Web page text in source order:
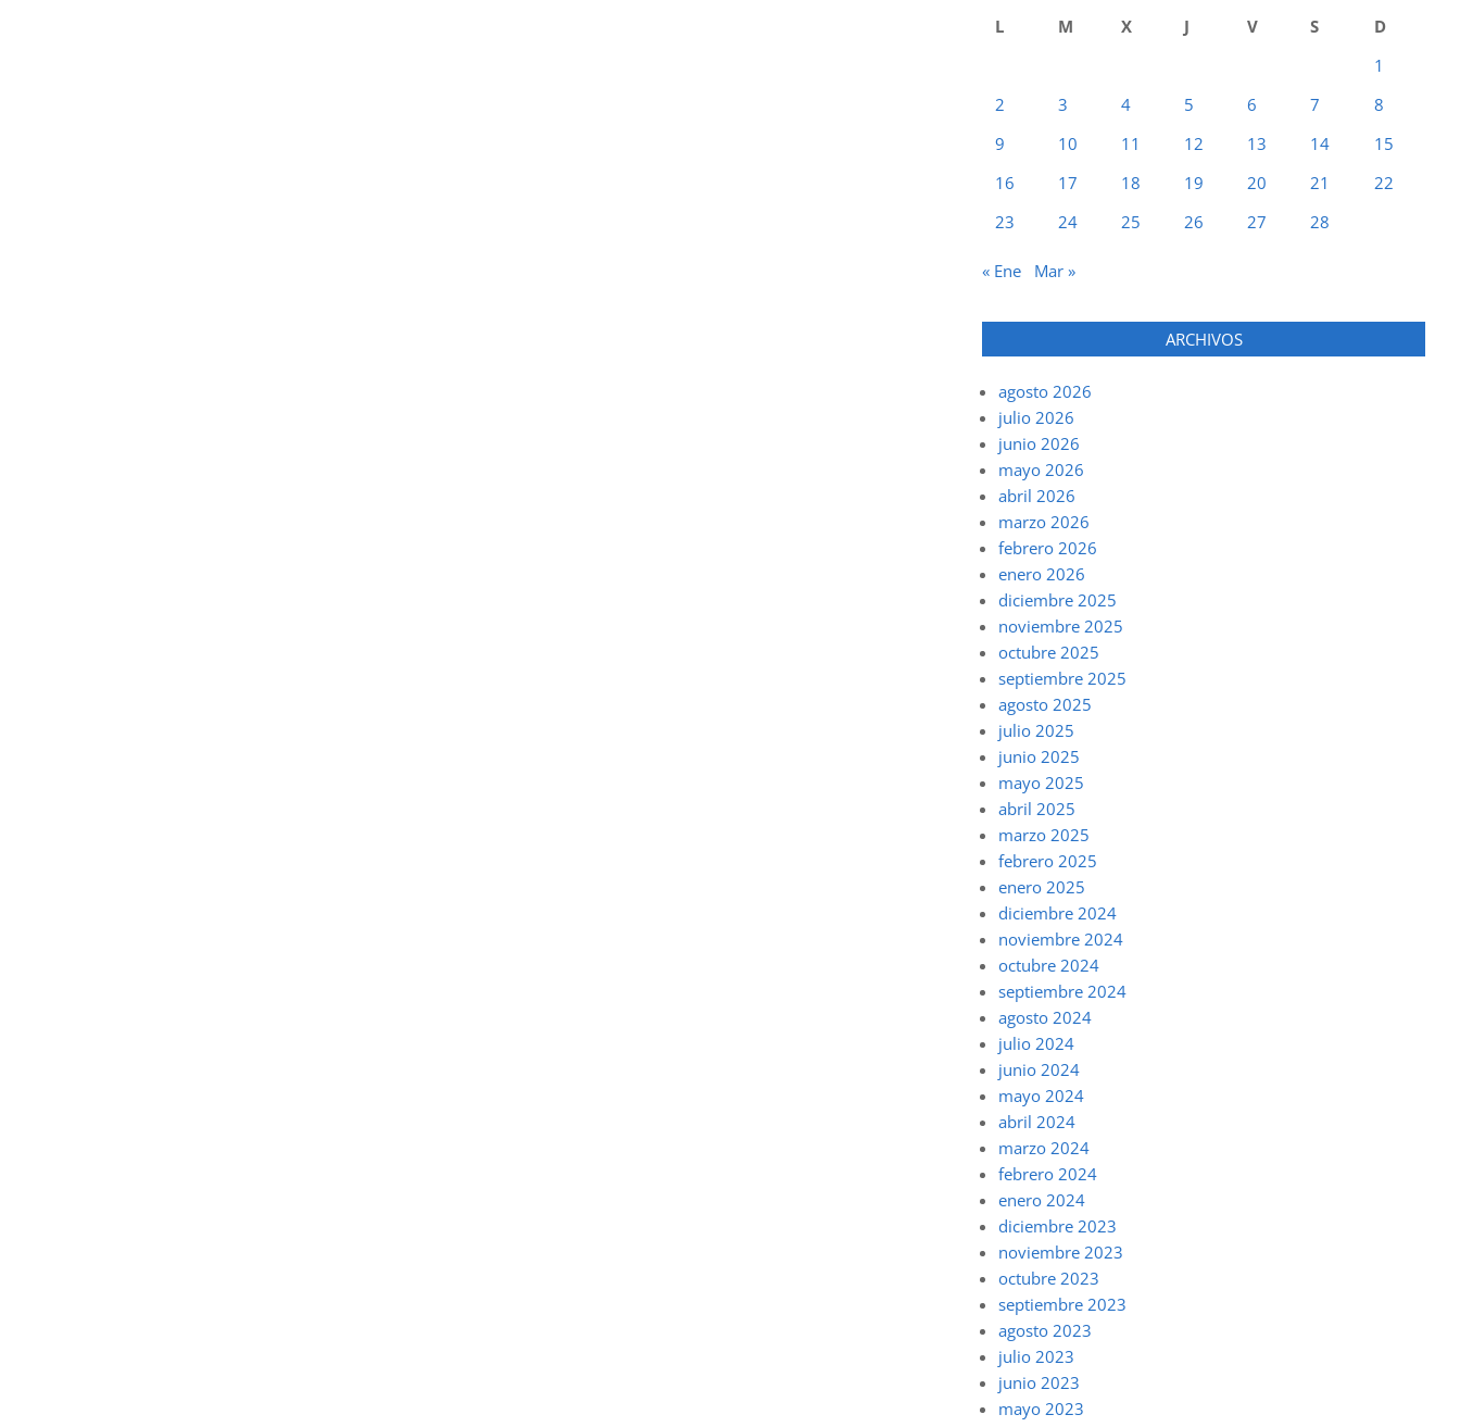
L
M X J V S
D
1
2
3 4 5 6 7
8
9
10 11 12 13 14
15
16
17 18 19 20 21
22
23
24 25 26 27 28
« Ene Mar »
ARCHIVOS
agosto 2026
julio 2026
junio 2026
mayo 2026
abril 2026
marzo 2026
febrero 2026
enero 2026
diciembre 2025
noviembre 2025
octubre 2025
septiembre 2025
agosto 2025
julio 2025
junio 2025
mayo 2025
abril 2025
marzo 2025
febrero 2025
enero 2025
diciembre 2024
noviembre 2024
octubre 2024
septiembre 2024
agosto 2024
julio 2024
junio 2024
mayo 2024
abril 2024
marzo 2024
febrero 2024
enero 2024
diciembre 2023
noviembre 2023
octubre 2023
septiembre 2023
agosto 2023
julio 2023
junio 2023
mayo 2023